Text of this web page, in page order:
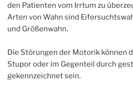
den Patienten vom Irrtum zu
Arten von Wahn sind
und Größenwahn.
Die Störungen der Motorik können
Stupor oder im Gegenteil durch
gekennzeichnet sein.